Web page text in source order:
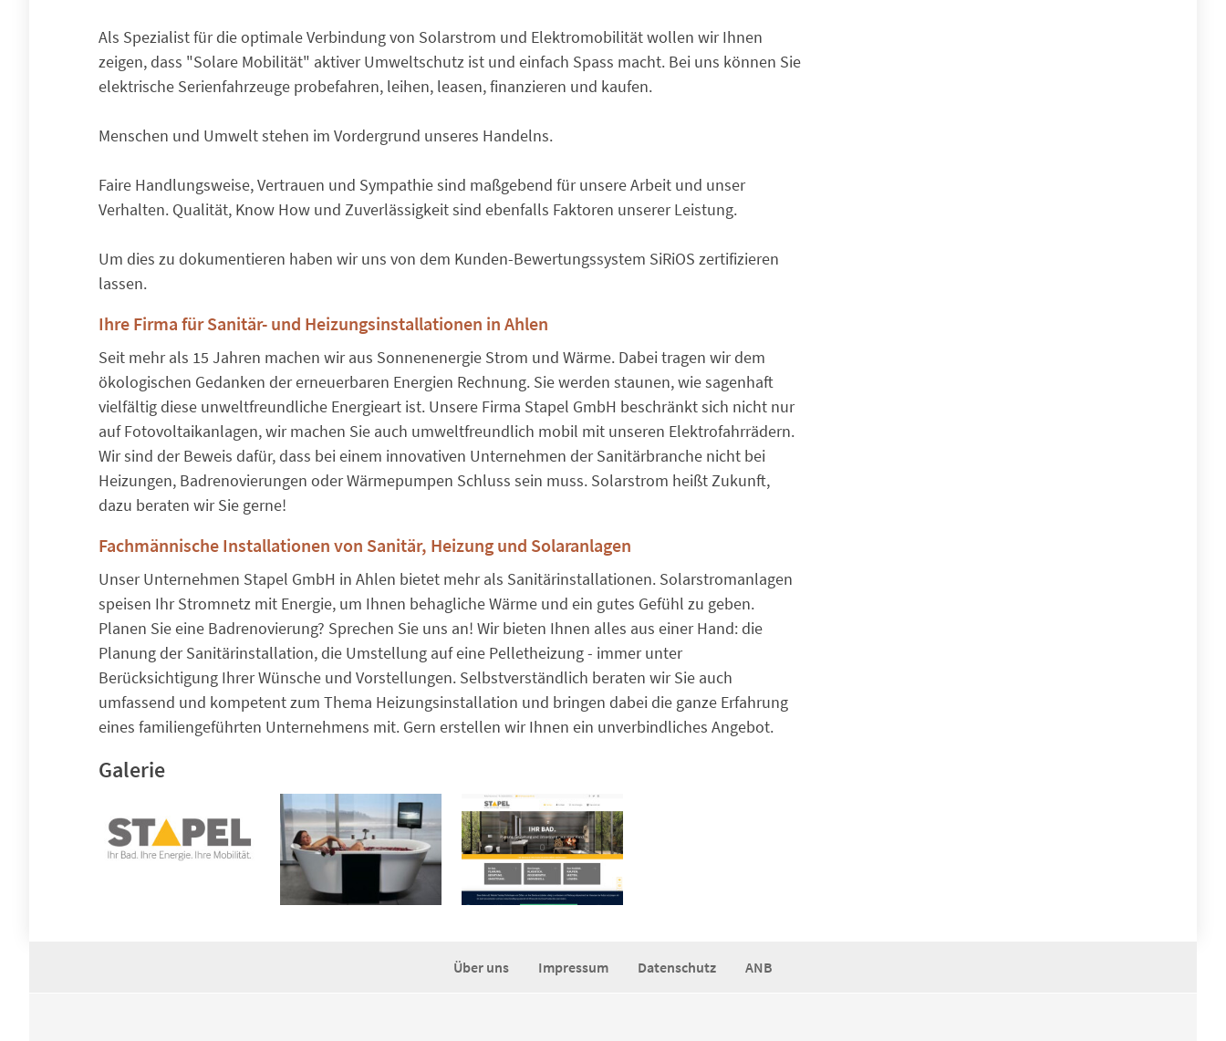
Als Spezialist für die optimale Verbindung von Solarstrom und Elektromobilität wollen wir Ihnen
zeigen, dass "Solare Mobilität" aktiver Umweltschutz ist und einfach Spass macht. Bei uns können Sie
elektrische Serienfahrzeuge probefahren, leihen, leasen, finanzieren und kaufen.
Menschen und Umwelt stehen im Vordergrund unseres Handelns.
Faire Handlungsweise, Vertrauen und Sympathie sind maßgebend für unsere Arbeit und unser
Verhalten. Qualität, Know How und Zuverlässigkeit sind ebenfalls Faktoren unserer Leistung.
Um dies zu dokumentieren haben wir uns von dem Kunden-Bewertungssystem SiRiOS zertifizieren
lassen.
Ihre Firma für Sanitär- und Heizungsinstallationen in Ahlen
Seit mehr als 15 Jahren machen wir aus Sonnenenergie Strom und Wärme. Dabei tragen wir dem
ökologischen Gedanken der erneuerbaren Energien Rechnung. Sie werden staunen, wie sagenhaft
vielfältig diese unweltfreundliche Energieart ist. Unsere Firma Stapel GmbH beschränkt sich nicht nur
auf Fotovoltaikanlagen, wir machen Sie auch umweltfreundlich mobil mit unseren Elektrofahrrädern.
Wir sind der Beweis dafür, dass bei einem innovativen Unternehmen der Sanitärbranche nicht bei
Heizungen, Badrenovierungen oder Wärmepumpen Schluss sein muss. Solarstrom heißt Zukunft,
dazu beraten wir Sie gerne!
Fachmännische Installationen von Sanitär, Heizung und Solaranlagen
Unser Unternehmen Stapel GmbH in Ahlen bietet mehr als Sanitärinstallationen. Solarstromanlagen
speisen Ihr Stromnetz mit Energie, um Ihnen behagliche Wärme und ein gutes Gefühl zu geben.
Planen Sie eine Badrenovierung? Sprechen Sie uns an! Wir bieten Ihnen alles aus einer Hand: die
Planung der Sanitärinstallation, die Umstellung auf eine Pelletheizung - immer unter
Berücksichtigung Ihrer Wünsche und Vorstellungen. Selbstverständlich beraten wir Sie auch
umfassend und kompetent zum Thema Heizungsinstallation und bringen dabei die ganze Erfahrung
eines familiengeführten Unternehmens mit. Gern erstellen wir Ihnen ein unverbindliches Angebot.
Galerie
Über uns Impressum Datenschutz ANB